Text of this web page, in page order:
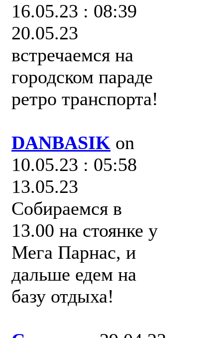
16.05.23 : 08:39
20.05.23
встречаемся на
городском параде
ретро транспорта!
DANBASIK on
10.05.23 : 05:58
13.05.23
Собираемся в
13.00 на стоянке у
Мега Парнас, и
дальше едем на
базу отдыха!